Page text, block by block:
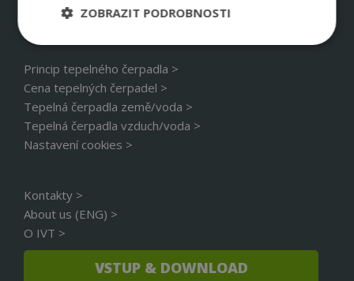
Zpracování osobních údajů >
Princip tepelného čerpadla >
Cena tepelných čerpadel >
Tepelná čerpadla země/voda >
Tepelná čerpadla vzduch/voda >
Nastavení cookies >
Kontakty >
About us (ENG) >
O IVT >
VSTUP & DOWNLOAD
ZOBRAZIT PODROBNOSTI
Nezbytně
soubory
Výkonové
Soubory
Funkční soubory